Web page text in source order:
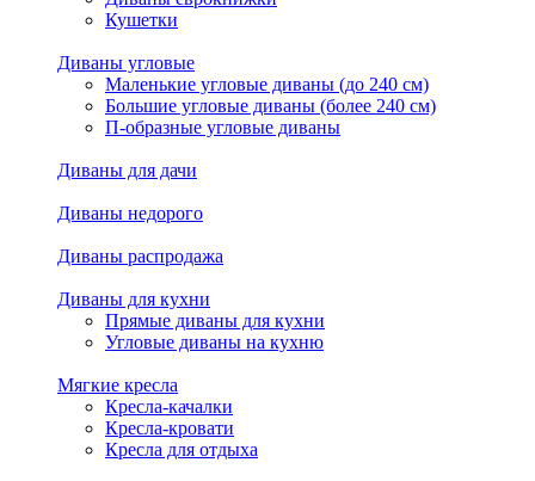
Кушетки
Диваны угловые
Маленькие угловые диваны (до 240 см)
Большие угловые диваны (более 240 см)
П-образные угловые диваны
Диваны для дачи
Диваны недорого
Диваны распродажа
Диваны для кухни
Прямые диваны для кухни
Угловые диваны на кухню
Мягкие кресла
Кресла-качалки
Кресла-кровати
Кресла для отдыха